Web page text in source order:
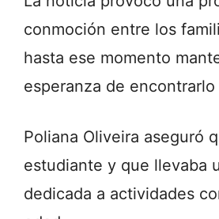
conmoción entre los
hasta ese momento
esperanza de
Poliana Oliveira aseguró
estudiante y que llevaba
dedicada a actividades